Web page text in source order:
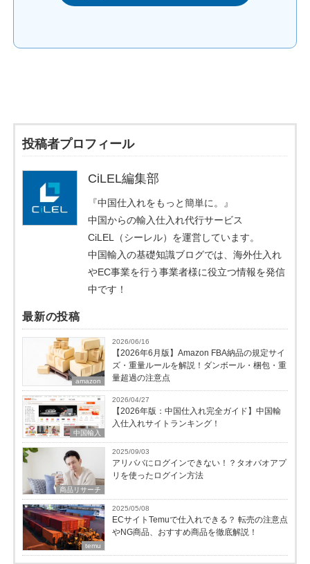
投稿者プロフィール
CiLEL編集部
『中国仕入れをもっと簡単に。』
中国からの輸入仕入れ代行サービス
CiLEL（シーレル）を運営しています。
中国輸入の基礎知識ブログでは、海外仕入れ
やEC事業を行う事業者様に役立つ情報を発信
中です！
最新の投稿
amazon
2026/06/16
【2026年6月版】Amazon FBA納品の規定サイ
ズ・重量ルールを解説！ダンボール・梱包・重
量超過の注意点
中国輸入
2026/04/27
【2026年版：中国仕入れ完全ガイド】中国輸
入仕入れサイトランキング！
商品リサーチ
2025/09/03
アリババにログインできない！？タオバオアプ
リを使ったログイン方法
temu
2025/05/08
ECサイトTemuで仕入れできる？ 転売の注意点
やNG商品、おすすめ商品を徹底解説！